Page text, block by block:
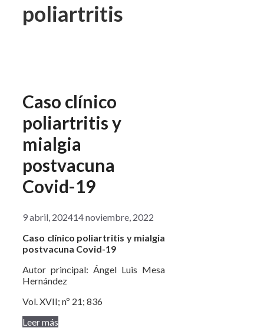
poliartritis
Caso clínico
poliartritis y
mialgia
postvacuna
Covid-19
9 abril, 202414 noviembre, 2022
Caso clínico poliartritis y mialgia
postvacuna Covid-19
Autor principal: Ángel Luis Mesa
Hernández
Vol. XVII; nº 21; 836
Leer más